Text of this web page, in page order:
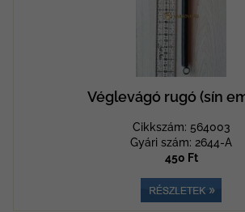
Véglevágó rugó (sín
Cikkszám: 564003
Gyári szám: 2644-A
450 Ft